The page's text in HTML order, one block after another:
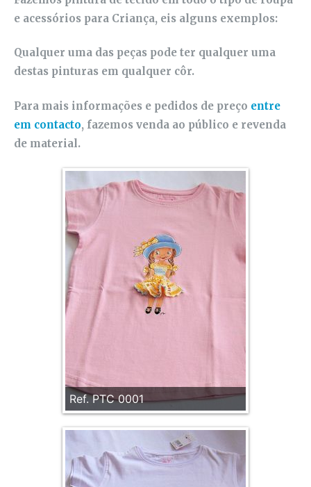
e acessórios para Criança, eis alguns exemplos:
Qualquer uma das peças pode ter qualquer uma
destas pinturas em qualquer côr.
Para mais informações e pedidos de preço entre
em contacto, fazemos venda ao público e revenda
de material.
Ref. PTC 0001